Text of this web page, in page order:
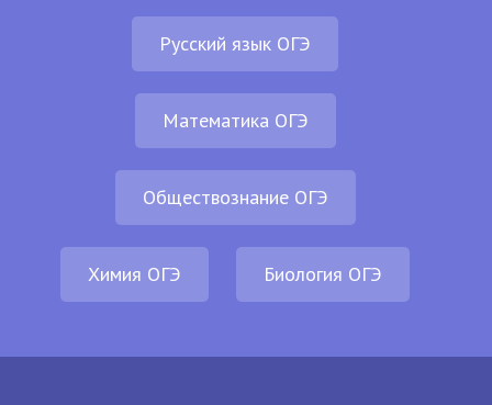
Русский язык ОГЭ
Математика ОГЭ
Обществознание ОГЭ
Химия ОГЭ Биология ОГЭ